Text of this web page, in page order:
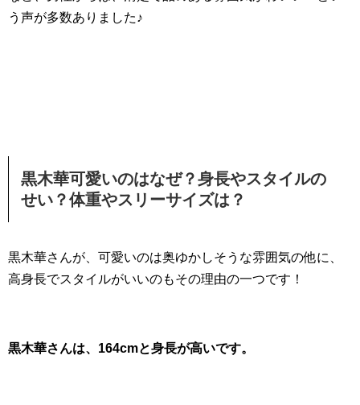
う声が多数ありました♪
黒木華可愛いのはなぜ？身長やスタイルの
せい？体重やスリーサイズは？
黒木華さんが、可愛いのは奥ゆかしそうな雰囲気の他に、
高身長でスタイルがいいのもその理由の一つです！
黒木華さんは、164cmと身長が高いです。